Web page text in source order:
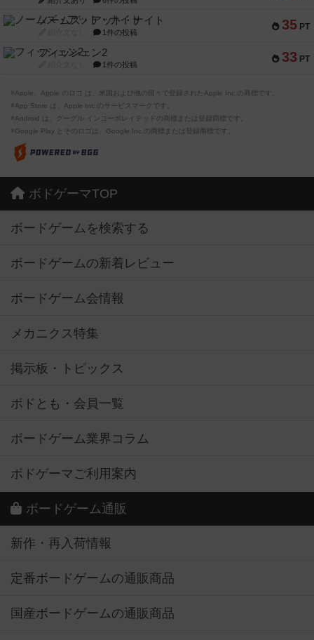
35 PT
ノームズ・アット・ナイト
1件の投稿
33 PT
フィッシェン2
1件の投稿
※Apple、Apple のロゴ は、米国および他の国々で登録されたApple Inc.の商標です。
※App Store は、Apple Inc.のサービスマークです。
※Android は、グーグル インコーポレイテッドの商標または登録商標です。
※Google Play とそのロゴは、Google Inc.の商標または登録商標です。
ボドゲーマTOP
ボードゲームを検索する
ボードゲームの新着レビュー
ボードゲーム会情報
メカニクス特集
掲示板・トピックス
ボドとも・会員一覧
ボードゲーム業界コラム
ボドゲーマご利用案内
ボードゲーム通販
新作・再入荷情報
定番ボードゲームの通販商品
国産ボードゲームの通販商品